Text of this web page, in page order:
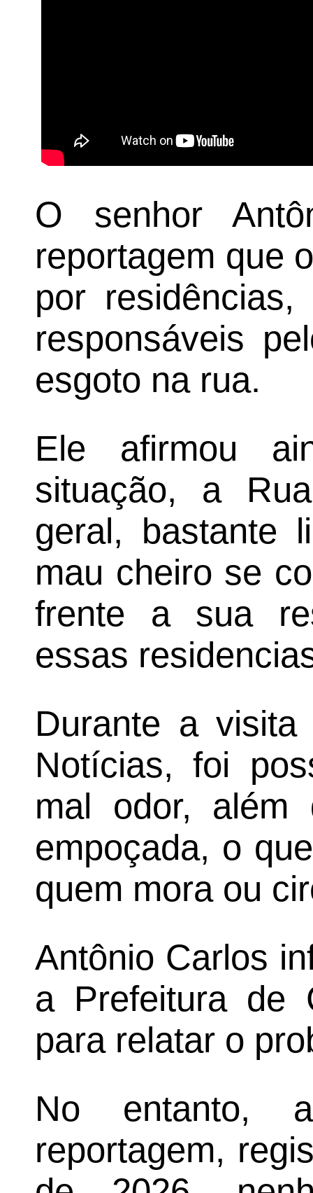
O senhor
reportagem que
por
responsáveis
esgoto na rua.
Ele afirmou
situação, a
geral, bastante
mau cheiro se
frente a sua
essas
Durante a
Notícias, foi
mal odor, além
empoçada, o
quem mora ou
Antônio Carlos
a Prefeitura de
para relatar o
No entanto,
reportagem,